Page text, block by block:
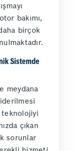
bakımı,
birçok
Sistemde
meydana
çıkan
sorunlar